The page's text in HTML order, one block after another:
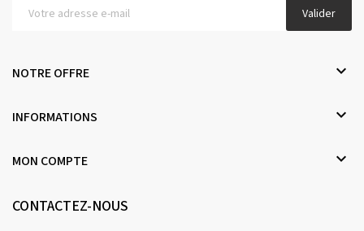
Valider
NOTRE OFFRE 
INFORMATIONS 
MON COMPTE 
CONTACTEZ-NOUS